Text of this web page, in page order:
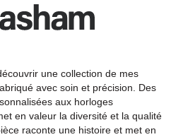
une collection de mes
avec soin et précision. Des
aux horloges
en valeur la diversité et la qualité
raconte une histoire et met en